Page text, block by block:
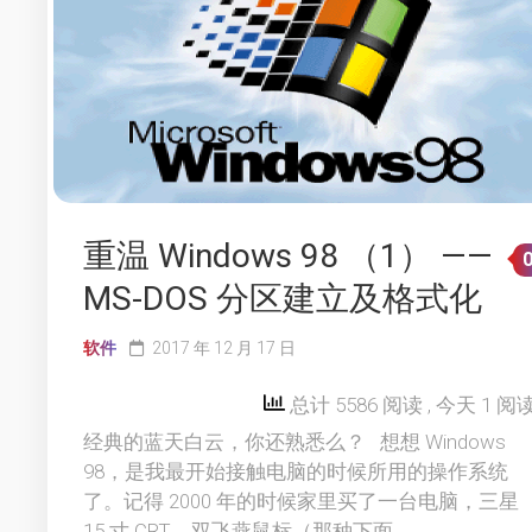
重温 Windows 98 （1） ——
MS-DOS 分区建立及格式化
0
软件 2017 年 12 月 17 日
总计 5586 阅读 , 今天 1 阅
经典的蓝天白云，你还熟悉么？ 想想 Windows
98，是我最开始接触电脑的时候所用的操作系统
了。记得 2000 年的时候家里买了一台电脑，三星